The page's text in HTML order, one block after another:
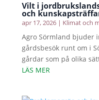
Vilt i
och
apr 17, 2026| Klimat och
Agro Sörmland bjuder
gårdsbesök runt om i
gårdar som på olika
LÄS MER